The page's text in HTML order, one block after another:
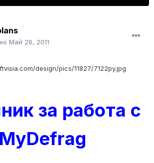
Май 26, 2011
design/pics/11827/7122py.jpg
за работа с
MyDefrag